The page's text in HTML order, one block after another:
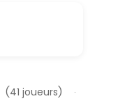
(41 joueurs)
·